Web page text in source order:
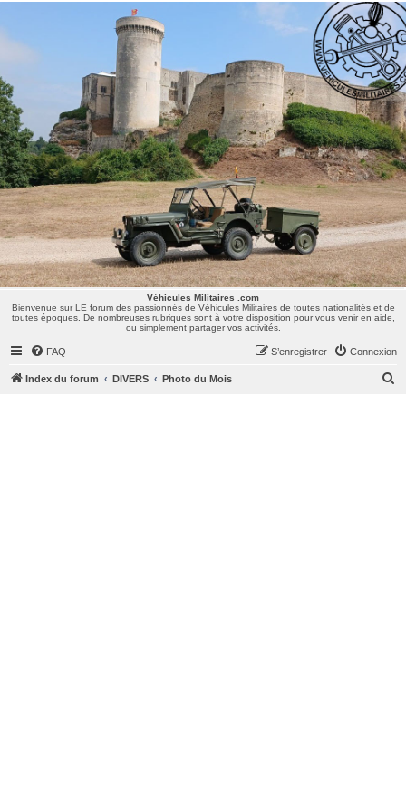
Véhicules Militaires .com
Bienvenue sur LE forum des passionnés de Véhicules Militaires de toutes nationalités et de
toutes époques. De nombreuses rubriques sont à votre disposition pour vous venir en aide,
ou simplement partager vos activités.
Véhicules Militaires .com
Bienvenue sur LE forum des passionnés de Véhicules Militaires de toutes nationalités et de
toutes époques. De nombreuses rubriques sont à votre disposition pour vous venir en aide,
ou simplement partager vos activités.
FAQ Connexion
S’enregistrer
Index du forum DIVERS Photo du Mois